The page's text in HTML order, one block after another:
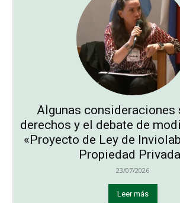
Algunas consideraciones
derechos y el debate de
«Proyecto de Ley de
Propiedad
23/07/2026
Leer más